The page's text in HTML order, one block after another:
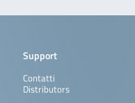
Support
Contatti
Distributors